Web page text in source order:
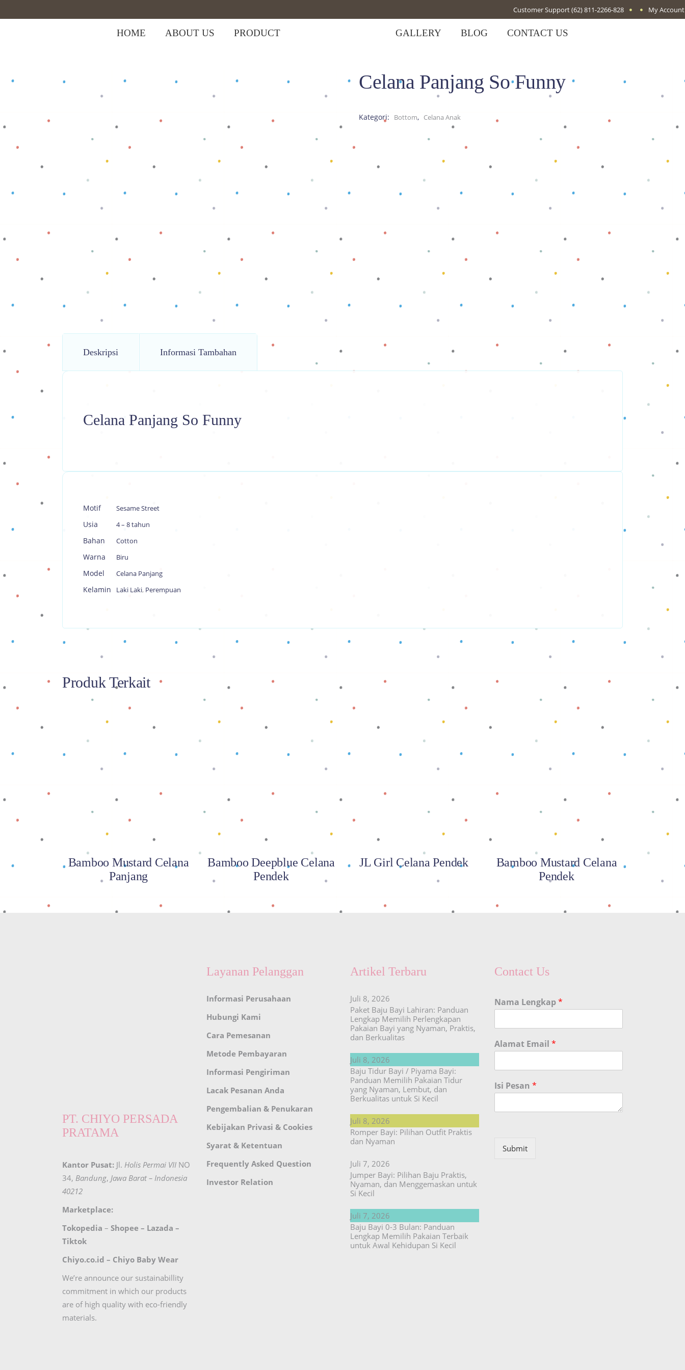
Customer Support(62) 811-2266-828 My Account
HOME ABOUT US PRODUCT GALLERY BLOG CONTACT US
Shop> Celana Anak Celana Panjang So Funny Celana Panjang So Funny
Kategori: Bottom, Celana Anak
Deskripsi Informasi Tambahan
Celana Panjang So Funny
Motif Sesame Street
Usia 4 – 8 tahun
Bahan Cotton
Warna Biru
Model Celana Panjang
Kelamin Laki Laki, Perempuan
Produk Terkait
Bamboo Mustard Celana
Panjang
Bamboo Deepblue Celana
Pendek
JL Girl Celana Pendek
Bamboo Mustard Celana
Pendek
PT. CHIYO PERSADA
PRATAMA
Kantor Pusat: Jl. Holis Permai VII NO
34, Bandung, Jawa Barat – Indonesia
40212
Marketplace:
Tokopedia – Shopee – Lazada –
Tiktok
Chiyo.co.id – Chiyo Baby Wear
We’re announce our sustainabillity
commitment in which our products
are of high quality with eco-friendly
materials.
Layanan Pelanggan
Informasi Perusahaan
Hubungi Kami
Cara Pemesanan
Metode Pembayaran
Informasi Pengiriman
Lacak Pesanan Anda
Pengembalian & Penukaran
Kebijakan Privasi & Cookies
Syarat & Ketentuan
Frequently Asked Question
Investor Relation
Artikel Terbaru
Juli 8, 2026
Paket Baju Bayi Lahiran: Panduan
Lengkap Memilih Perlengkapan
Pakaian Bayi yang Nyaman, Praktis,
dan Berkualitas
Juli 8, 2026
Baju Tidur Bayi / Piyama Bayi:
Panduan Memilih Pakaian Tidur
yang Nyaman, Lembut, dan
Berkualitas untuk Si Kecil
Juli 8, 2026
Romper Bayi: Pilihan Outfit Praktis
dan Nyaman
Juli 7, 2026
Jumper Bayi: Pilihan Baju Praktis,
Nyaman, dan Menggemaskan untuk
Si Kecil
Juli 7, 2026
Baju Bayi 0-3 Bulan: Panduan
Lengkap Memilih Pakaian Terbaik
untuk Awal Kehidupan Si Kecil
Contact Us
Nama Lengkap*
Alamat Email *
Isi Pesan *
Submit